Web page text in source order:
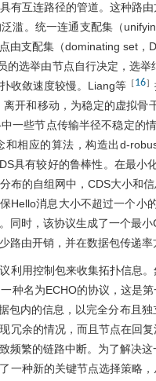
有互连路径的管道。这种路
滥。统一连通支配集（
由支配集（dominating set
的选举由节点自行决定，选
收敛速度较慢。Liang等 ［16］
开和移动，为稳定的虚拟
一些节点传输半径不稳定的
和相应的算法，构造出
具有较好的鲁棒性。在最
布的自组网中，CDS大小和
Hello消息大小不超过一个
同时，该协议生成了一个最
路由开销，并在数据包传递
利用控制包来收集拓扑信息
种名为ECHO的协议，这是
包内的信息，以完全分布且
冗余的情况，而且节点在回
频繁的链路中断。为了解决
一种新的关键节点选择策略